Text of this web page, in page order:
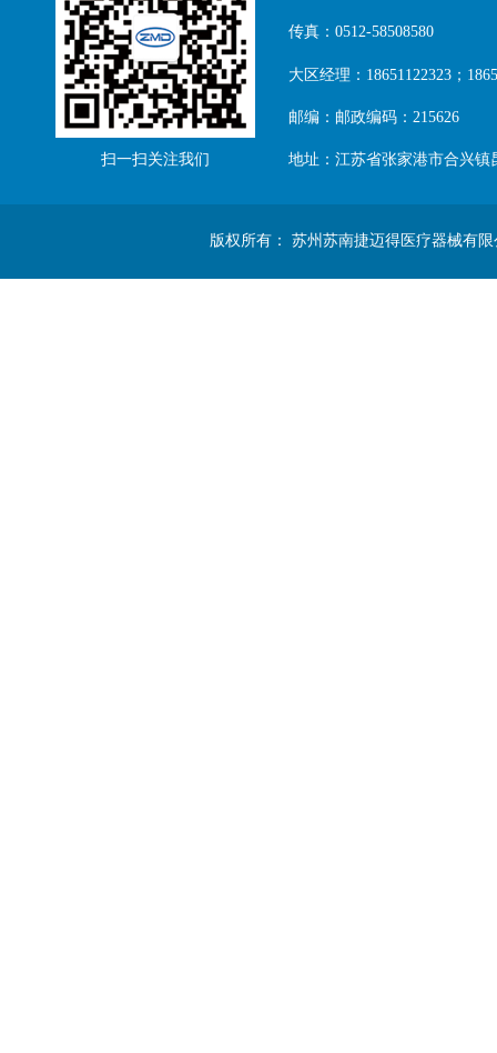
扫一扫关注我们
传真：0512-58508580
大区经理：18651122323；
邮编：邮政编码：215626
地址：江苏省张家港市合兴镇
版权所有： 苏州苏南捷迈得医疗器械有